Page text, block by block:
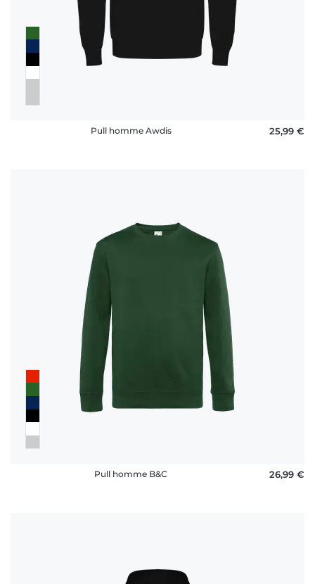
Pull homme Awdis 25,99 €
Pull homme B&C 26,99 €